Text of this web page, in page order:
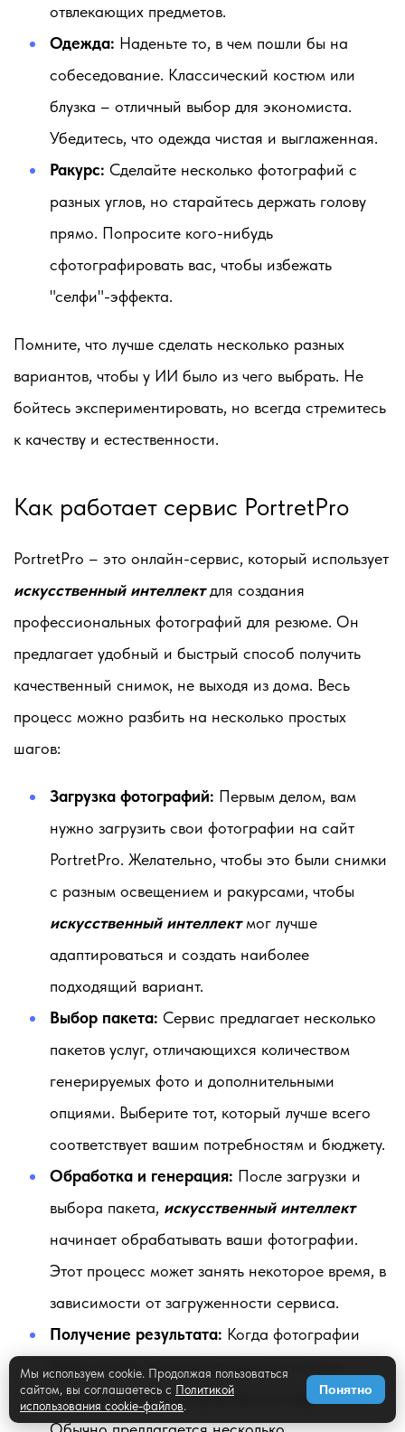
отвлекающих предметов.
Одежда: Наденьте то, в чем пошли бы на
собеседование. Классический костюм или
блузка – отличный выбор для экономиста.
Убедитесь, что одежда чистая и выглаженная.
Ракурс: Сделайте несколько фотографий с
разных углов, но старайтесь держать голову
прямо. Попросите кого-нибудь
сфотографировать вас, чтобы избежать
"селфи"-эффекта.
Помните, что лучше сделать несколько разных
вариантов, чтобы у ИИ было из чего выбрать. Не
бойтесь экспериментировать, но всегда стремитесь
к качеству и естественности.
Как работает сервис PortretPro
PortretPro – это онлайн-сервис, который использует
искусственный интеллектдля создания
профессиональных фотографий для резюме. Он
предлагает удобный и быстрый способ получить
качественный снимок, не выходя из дома. Весь
процесс можно разбить на несколько простых
шагов:
Загрузка фотографий: Первым делом, вам
нужно загрузить свои фотографии на сайт
PortretPro. Желательно, чтобы это были снимки
с разным освещением и ракурсами, чтобы
искусственный интеллектмог лучше
адаптироваться и создать наиболее
подходящий вариант.
Выбор пакета: Сервис предлагает несколько
пакетов услуг, отличающихся количеством
генерируемых фото и дополнительными
опциями. Выберите тот, который лучше всего
соответствует вашим потребностям и бюджету.
Обработка и генерация: После загрузки и
выбора пакета, искусственный интеллект
начинает обрабатывать ваши фотографии.
Этот процесс может занять некоторое время, в
зависимости от загруженности сервиса.
Получение результата: Когда фотографии
будут готовы, вы получите доступ к ним и
сможете скачать понравившиеся варианты.
Мы используем cookie. Продолжая пользоваться
сайтом, вы соглашаетесь с Политикой
использования cookie-файлов.
Понятно